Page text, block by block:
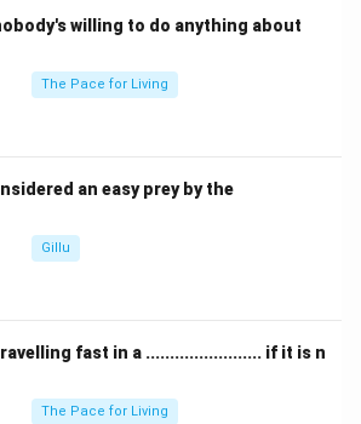
willing to do anything about
The Pace for Living
an easy prey by the
Gillu
fast in a ........................ if it is n
The Pace for Living